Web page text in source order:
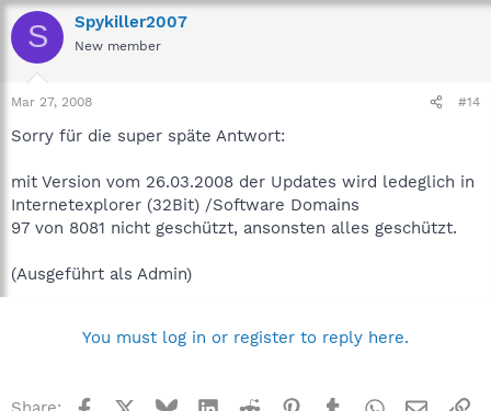
S Spykiller2007
New member
Mar 27, 2008 #14
Sorry für die super späte Antwort:
mit Version vom 26.03.2008 der Updates wird ledeglich in
Internetexplorer (32Bit) /Software Domains
97 von 8081 nicht geschützt, ansonsten alles geschützt.
(Ausgeführt als Admin)
You must log in or register to reply here.
Facebook BlueskyLinkedInReddit Pinterest
TumblrWhatsApp
Email